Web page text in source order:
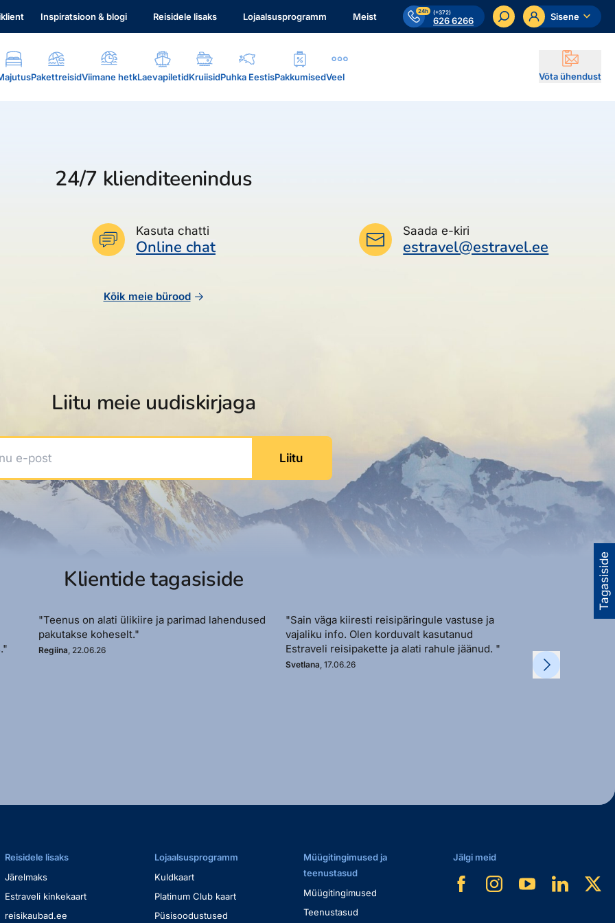
Inspiratsioon & blogi Reisidele lisaks Lojaalsusprogramm Meist 24h (+372)
626 6266 Sisene
PakettreisidViimane hetkLaevapiletidKruiisidPuhka EestisPakkumisedVeel Võta ühendust
Tagasiside
24/7 klienditeenindus
Kasuta chatti
Online chat
Saada e-kiri
estravel@estravel.ee
Kõik meie bürood
Liitu meie uudiskirjaga
e-post
Liitu
Klientide tagasiside
"Teenus on alati ülikiire ja parimad lahendused
pakutakse koheselt."
Regiina, 22.06.26
"Sain väga kiiresti reisipäringule vastuse ja
vajaliku info. Olen korduvalt kasutanud
Estraveli reisipakette ja alati rahule jäänud. "
Svetlana, 17.06.26
"Sõbralik ja
soovi korral. "
Kadi, 11.06.26
Reisidele lisaks
Järelmaks
Estraveli kinkekaart
reisikaubad.ee
Lojaalsusprogramm
Kuldkaart
Platinum Club kaart
Püsisoodustused
Müügitingimused ja
teenustasud
Müügitingimused
Teenustasud
Jälgi meid